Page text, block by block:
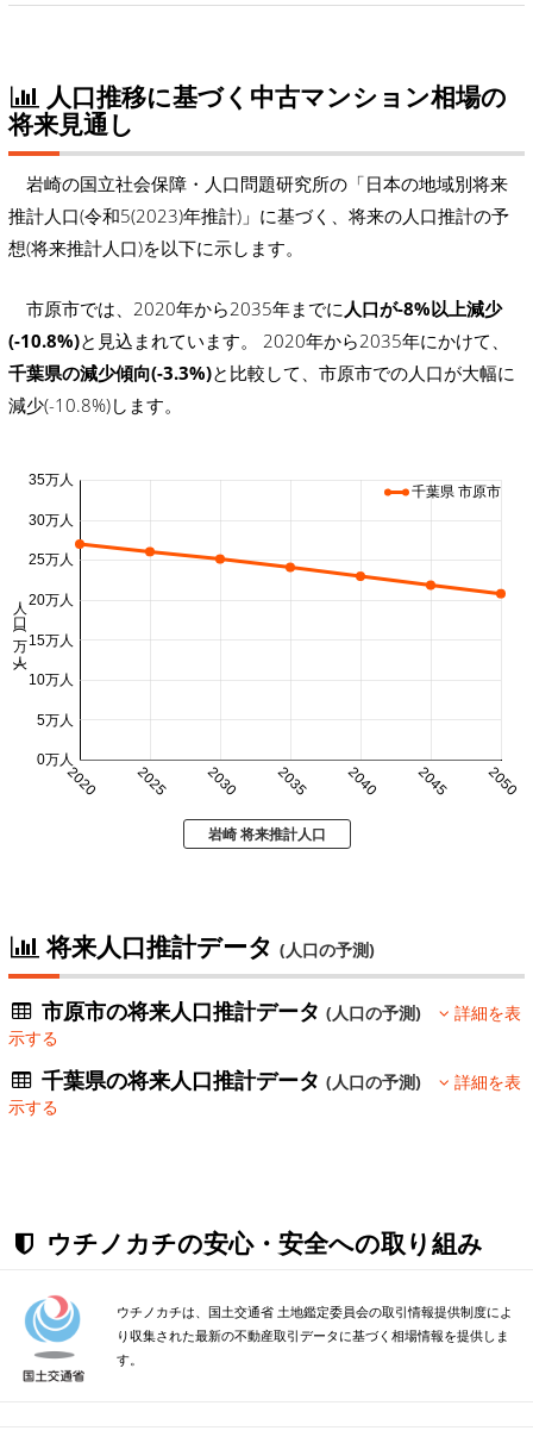
人口推移に基づく中古マンション相場の
将来見通し
岩崎の国立社会保障・人口問題研究所の「日本の地域別将来
推計人口(令和5(2023)年推計)」に基づく、将来の人口推計の予
想(将来推計人口)を以下に示します。
市原市では、2020年から2035年までに 人口が-8%以上減少
(-10.8%)と見込まれています。 2020年から2035年にかけて、
千葉県の減少傾向(-3.3%)と比較して、市原市での人口が大幅に
減少(-10.8%)します。
2020 2025 2030 2035 2040 2045 2050
0万人
5万人
10万人
15万人
20万人
25万人
30万人
35万人
人口 (万人)
千葉県 市原市
岩崎 将来推計人口
将来人口推計データ (人口の予測)
市原市の将来人口推計データ(人口の予測)
詳細を表
示する
千葉県の将来人口推計データ(人口の予測)
詳細を表
示する
ウチノカチの安心・安全への取り組み
ウチノカチは、国土交通省 土地鑑定委員会の取引情報提供制度によ
り収集された最新の不動産取引データに基づく相場情報を提供しま
す。